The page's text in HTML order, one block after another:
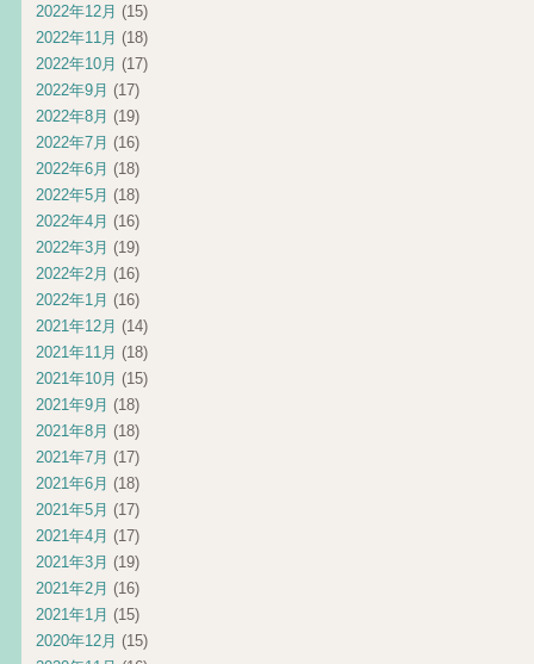
2022年12月 (15)
2022年11月 (18)
2022年10月 (17)
2022年9月 (17)
2022年8月 (19)
2022年7月 (16)
2022年6月 (18)
2022年5月 (18)
2022年4月 (16)
2022年3月 (19)
2022年2月 (16)
2022年1月 (16)
2021年12月 (14)
2021年11月 (18)
2021年10月 (15)
2021年9月 (18)
2021年8月 (18)
2021年7月 (17)
2021年6月 (18)
2021年5月 (17)
2021年4月 (17)
2021年3月 (19)
2021年2月 (16)
2021年1月 (15)
2020年12月 (15)